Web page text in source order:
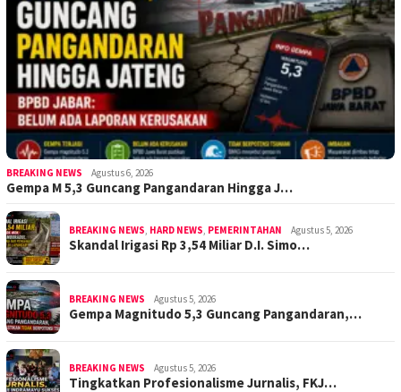
BREAKING NEWS Agustus 6, 2026
Gempa M 5,3 Guncang Pangandaran Hingga J…
BREAKING NEWS, HARD NEWS, PEMERINTAHAN Agustus 5, 2026
Skandal Irigasi Rp 3,54 Miliar D.I. Simo…
BREAKING NEWS Agustus 5, 2026
Gempa Magnitudo 5,3 Guncang Pangandaran,…
BREAKING NEWS Agustus 5, 2026
Tingkatkan Profesionalisme Jurnalis, FKJ…